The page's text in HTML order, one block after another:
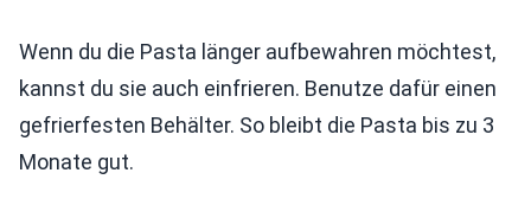
Wenn du die Pasta länger aufbewahren möchtest,
kannst du sie auch einfrieren. Benutze dafür einen
gefrierfesten Behälter. So bleibt die Pasta bis zu 3
Monate gut.